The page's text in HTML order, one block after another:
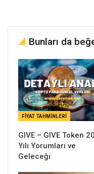
Bunları da
FIYAT TAHMINLERI
GIVE – GIVE Token
Yılı Yorumları ve
Geleceği